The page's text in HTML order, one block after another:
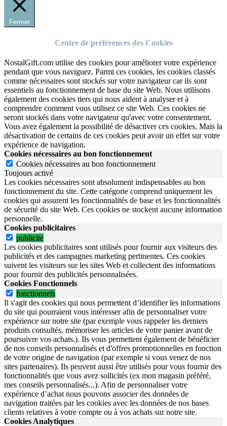
Fermer
Centre de préférences des Cookies
NostalGift.com utilise des cookies pour améliorer votre expérience
pendant que vous naviguez. Parmi ces cookies, les cookies classés
comme nécessaires sont stockés sur votre navigateur car ils sont
essentiels au fonctionnement de base du site Web. Nous utilisons
également des cookies tiers qui nous aident à analyser et à
comprendre comment vous utilisez ce site Web. Ces cookies ne
seront stockés dans votre navigateur qu'avec votre consentement.
Vous avez également la possibilité de désactiver ces cookies. Mais la
désactivation de certains de ces cookies peut avoir un effet sur votre
expérience de navigation.
Cookies nécessaires au bon fonctionnement
Cookies nécessaires au bon fonctionnement
Toujours activé
Les cookies nécessaires sont absolument indispensables au bon
fonctionnement du site. Cette catégorie comprend uniquement les
cookies qui assurent les fonctionnalités de base et les fonctionnalités
de sécurité du site Web. Ces cookies ne stockent aucune information
personnelle.
Cookies publicitaires
publicite
Les cookies publicitaires sont utilisés pour fournir aux visiteurs des
publicités et des campagnes marketing pertinentes. Ces cookies
suivent les visiteurs sur les sites Web et collectent des informations
pour fournir des publicités personnalisées.
Cookies Fonctionnels
fonctionnels
Il s'agit des cookies qui nous permettent d’identifier les informations
du site qui pourraient vous intéresser afin de personnaliser votre
expérience sur notre site (par exemple vous rappeler les derniers
produits consultés, mémoriser les articles de votre panier avant de
poursuivre vos achats.). Ils vous permettent également de bénéficier
de nos conseils personnalisés et d'offres promotionnelles en fonction
de votre origine de navigation (par exemple si vous venez de nos
sites partenaires). Ils peuvent aussi être utilisés pour vous fournir des
fonctionnalités que vous avez sollicités (ex mon magasin préféré,
mes conseils personnalisés...). Afin de personnaliser votre
expérience d’achat nous pouvons associer des données de
navigation traitées par les cookies avec les données de nos bases
clients relatives à votre compte ou à vos achats sur notre site.
Cookies Analytiques